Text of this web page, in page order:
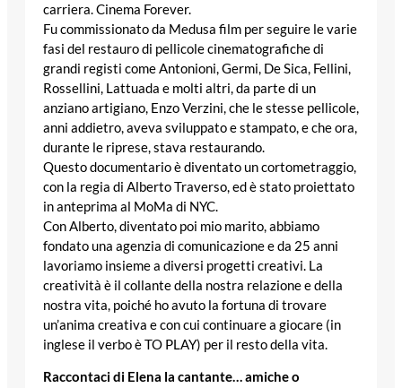
carriera. Cinema Forever.
Fu commissionato da Medusa film per seguire le varie
fasi del restauro di pellicole cinematografiche di
grandi registi come Antonioni, Germi, De Sica, Fellini,
Rossellini, Lattuada e molti altri, da parte di un
anziano artigiano, Enzo Verzini, che le stesse pellicole,
anni addietro, aveva sviluppato e stampato, e che ora,
durante le riprese, stava restaurando.
Questo documentario è diventato un cortometraggio,
con la regia di Alberto Traverso, ed è stato proiettato
in anteprima al MoMa di NYC.
Con Alberto, diventato poi mio marito, abbiamo
fondato una agenzia di comunicazione e da 25 anni
lavoriamo insieme a diversi progetti creativi. La
creatività è il collante della nostra relazione e della
nostra vita, poiché ho avuto la fortuna di trovare
un’anima creativa e con cui continuare a giocare (in
inglese il verbo è TO PLAY) per il resto della vita.
Raccontaci di Elena la cantante… amiche o